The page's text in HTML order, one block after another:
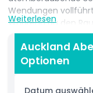
Wendungen
Während du den
atemberaubenden
Harbour Bridge
Weiterlesen
Auckland
Optionen
Datum